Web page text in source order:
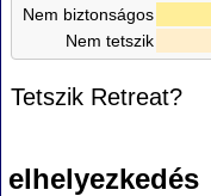
Nem biztonságos
Nem tetszik
Tetszik Retreat?
elhelyezkedés